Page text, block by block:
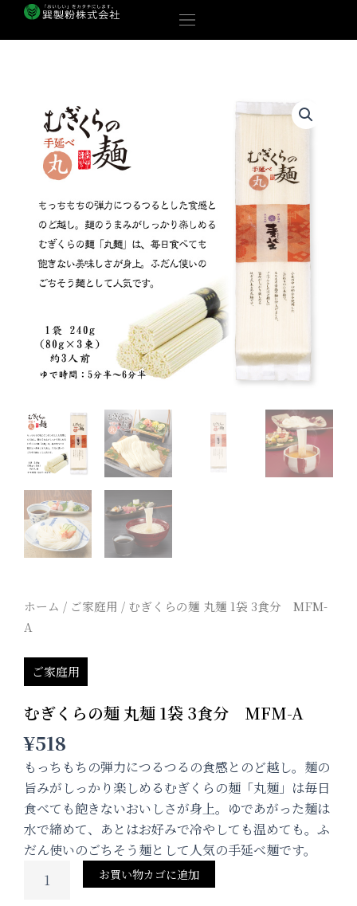
ホーム / ご家庭用 / むぎくらの麺 丸麺 1袋 3食分 MFM-
A
ご家庭用
むぎくらの麺 丸麺 1袋 3食分 MFM-A
¥518
もっちもちの弾力につるつるの食感とのど越し。麺の
旨みがしっかり楽しめるむぎくらの麺「丸麺」は毎日
食べても飽きないおいしさが身上。ゆであがった麺は
水で締めて、あとはお好みで冷やしても温めても。ふ
だん使いのごちそう麺として人気の手延べ麺です。
お買い物カゴに追加